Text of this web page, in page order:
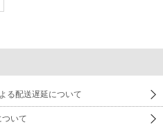
る配送遅延について
ついて